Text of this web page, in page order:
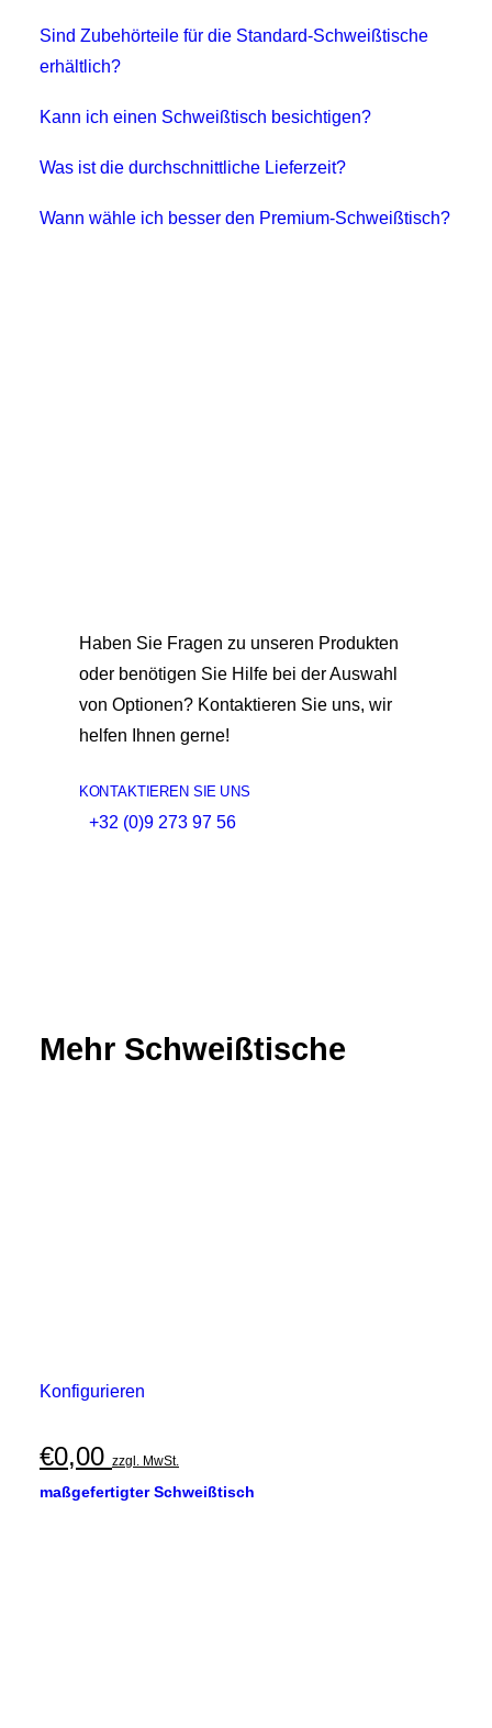
Sind Zubehörteile für die Standard-Schweißtische
erhältlich?
Kann ich einen Schweißtisch besichtigen?
Was ist die durchschnittliche Lieferzeit?
Wann wähle ich besser den Premium-Schweißtisch?
Haben Sie Fragen zu unseren Produkten
oder benötigen Sie Hilfe bei der Auswahl
von Optionen? Kontaktieren Sie uns, wir
helfen Ihnen gerne!
KONTAKTIEREN SIE UNS
+32 (0)9 273 97 56
Mehr Schweißtische
Konfigurieren
€0,00 zzgl. MwSt.
maßgefertigter Schweißtisch